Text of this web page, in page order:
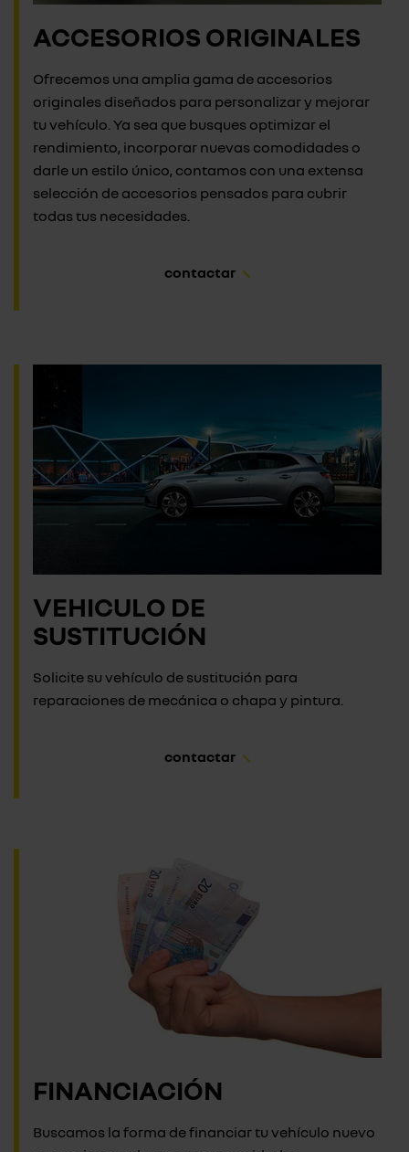
ACCESORIOS ORIGINALES
Ofrecemos una amplia gama de accesorios
originales diseñados para personalizar y mejorar
tu vehículo. Ya sea que busques optimizar el
rendimiento, incorporar nuevas comodidades o
darle un estilo único, contamos con una extensa
selección de accesorios pensados para cubrir
todas tus necesidades.
contactar
VEHICULO DE
SUSTITUCIÓN
Solicite su vehículo de sustitución para
reparaciones de mecánica o chapa y pintura.
contactar
FINANCIACIÓN
Buscamos la forma de financiar tu vehículo nuevo